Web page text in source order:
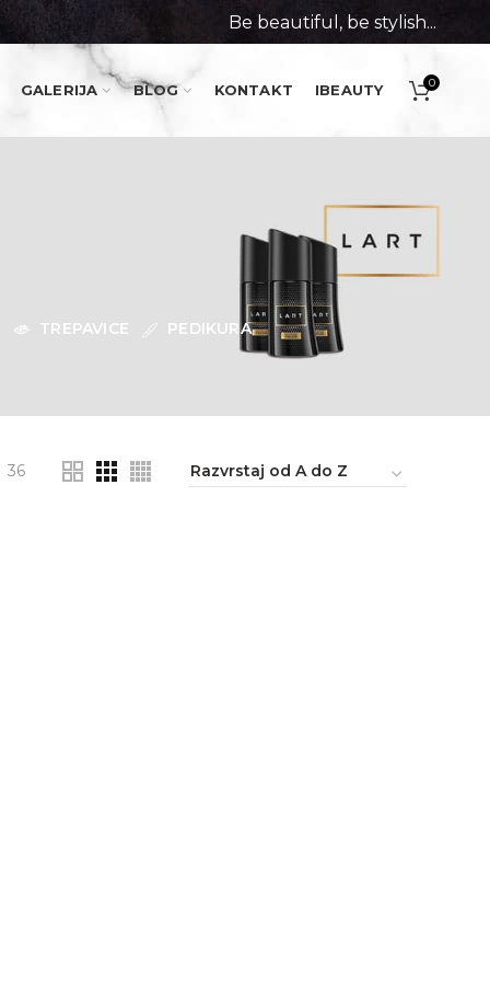
Be beautiful, be stylish...
GALERIJA BLOG KONTAKT IBEAUTY 0
TREPAVICE PEDIKURA
36